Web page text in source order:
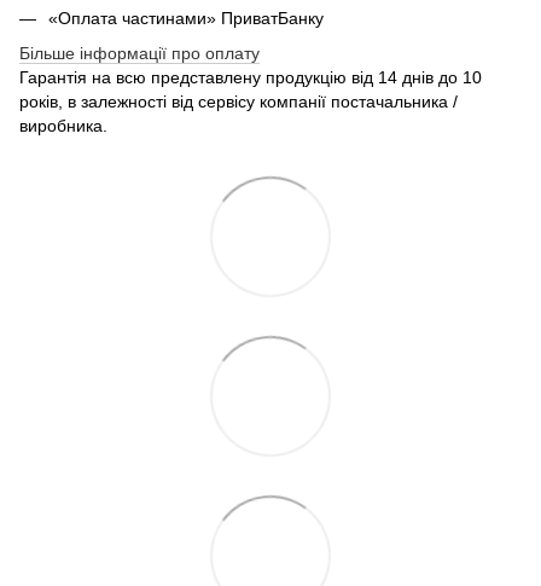
«Оплата частинами» ПриватБанку
Більше інформації про оплату
Гарантія на всю представлену продукцію від 14 днів до 10
років, в залежності від сервісу компанії постачальника /
виробника.